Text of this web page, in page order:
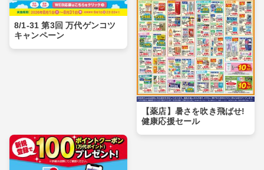
8/1-31 第3回 万代ゲンコツ
キャンペーン
【薬店】暑さを吹き飛ばせ!
健康応援セール